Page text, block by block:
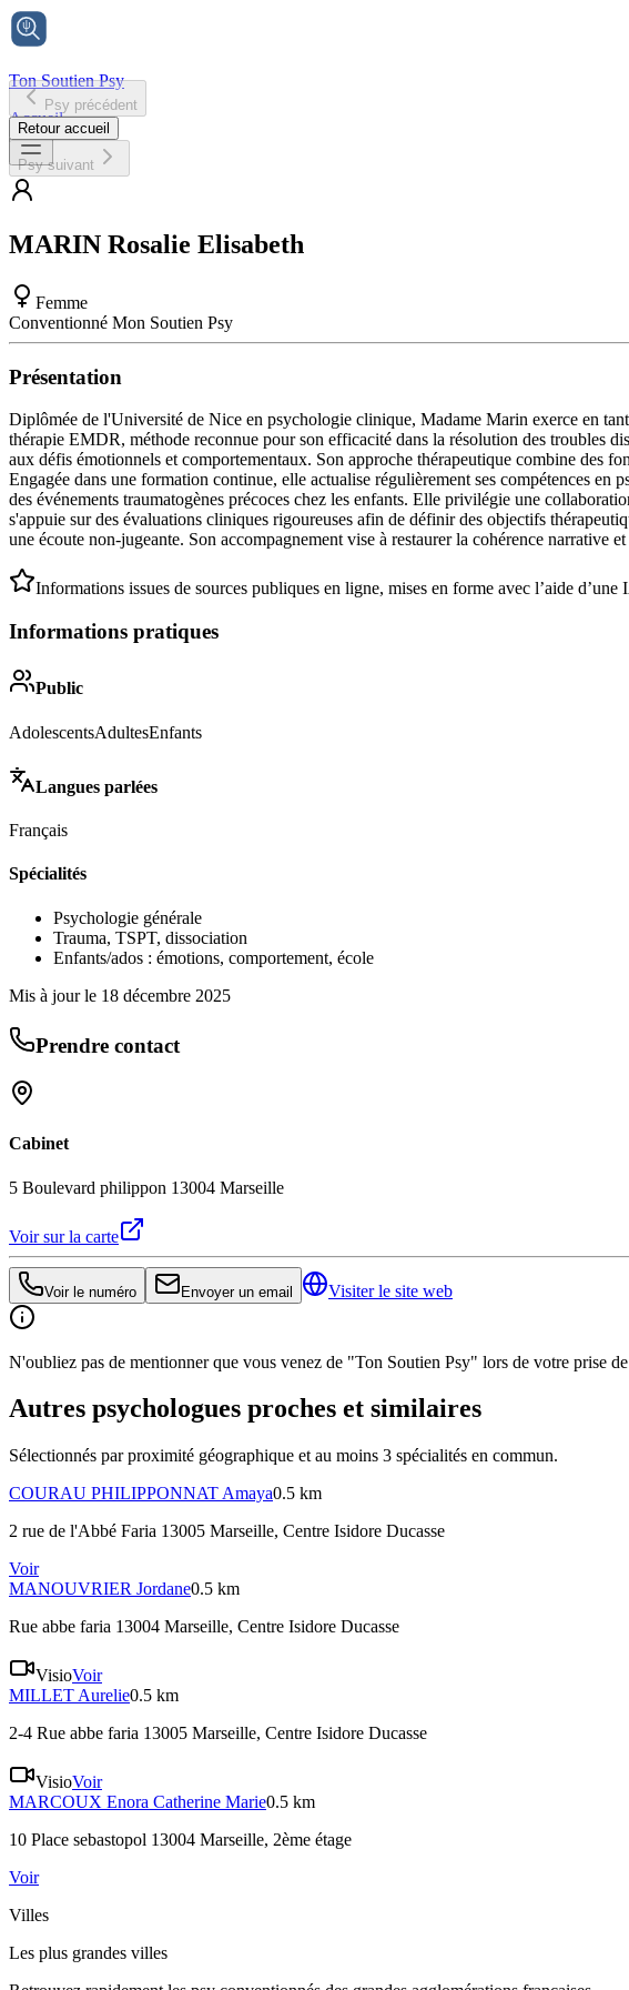
Ton Soutien Psy
Accueil
Psy précédent
Retour accueil
Psy suivant
MARIN Rosalie Elisabeth
Femme
Conventionné Mon Soutien Psy
Présentation
Diplômée de l'Université de Nice en psychologie clinique, Madame Marin exerce en
thérapie EMDR, méthode reconnue pour son efficacité dans la résolution des troubles
aux défis émotionnels et comportementaux. Son approche thérapeutique combine des
Engagée dans une formation continue, elle actualise régulièrement ses compétences
des événements traumatogènes précoces chez les enfants. Elle privilégie une
s'appuie sur des évaluations cliniques rigoureuses afin de définir des objectifs
une écoute non-jugeante. Son accompagnement vise à restaurer la cohérence narrative
Informations issues de sources publiques en ligne, mises en forme avec l’aide d’une
Informations pratiques
Public
AdolescentsAdultesEnfants
Langues parlées
Français
Spécialités
Psychologie générale
Trauma, TSPT, dissociation
Enfants/ados : émotions, comportement, école
Mis à jour le 18 décembre 2025
Prendre contact
Cabinet
5 Boulevard philippon 13004 Marseille
Voir sur la carte
Voir le numéro Envoyer un email Visiter le site web
N'oubliez pas de mentionner que vous venez de "Ton Soutien Psy" lors de votre prise
Autres psychologues proches et similaires
Sélectionnés par proximité géographique et au moins 3 spécialités en commun.
COURAU PHILIPPONNAT Amaya0.5 km
2 rue de l'Abbé Faria 13005 Marseille, Centre Isidore Ducasse
Voir
MANOUVRIER Jordane0.5 km
Rue abbe faria 13004 Marseille, Centre Isidore Ducasse
VisioVoir
MILLET Aurelie0.5 km
2-4 Rue abbe faria 13005 Marseille, Centre Isidore Ducasse
VisioVoir
MARCOUX Enora Catherine Marie0.5 km
10 Place sebastopol 13004 Marseille, 2ème étage
Voir
Villes
Les plus grandes villes